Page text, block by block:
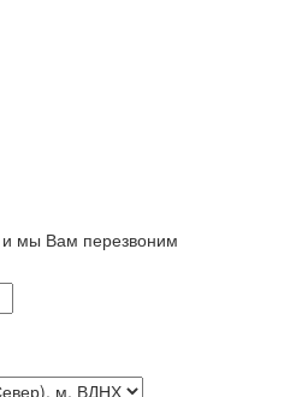
мы Вам перезвоним